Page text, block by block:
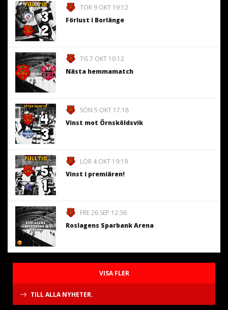
TOR 9 OKT 19:12
Förlust i Borlänge
TIS 7 OKT 10:12
Nästa hemmamatch
SÖN 5 OKT 17:18
Vinst mot Örnsköldsvik
LÖR 4 OKT 19:19
Vinst i premiären!
FRE 26 SEP 12:36
Roslagens Sparbank Arena
VISA FLER
TILL ALLA NYHETER.